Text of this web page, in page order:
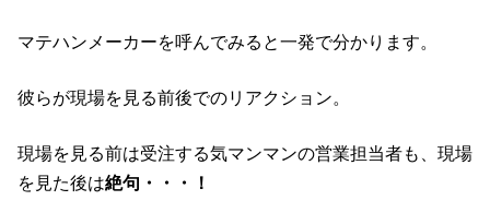
マテハンメーカーを呼んでみると一発で分かります。
彼らが現場を見る前後でのリアクション。
現場を見る前は受注する気マンマンの営業担当者も、現場
を見た後は絶句・・・！